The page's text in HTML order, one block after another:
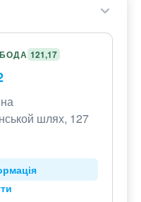
121,17
шлях, 127